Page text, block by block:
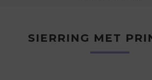
SIERRING MET